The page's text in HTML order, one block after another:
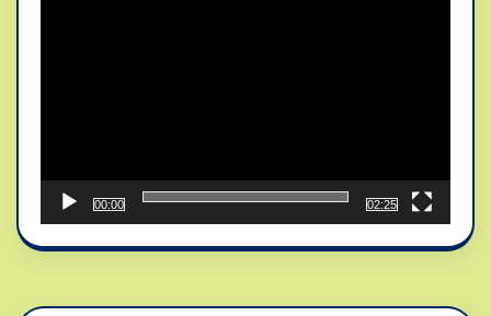
00:00 02:25